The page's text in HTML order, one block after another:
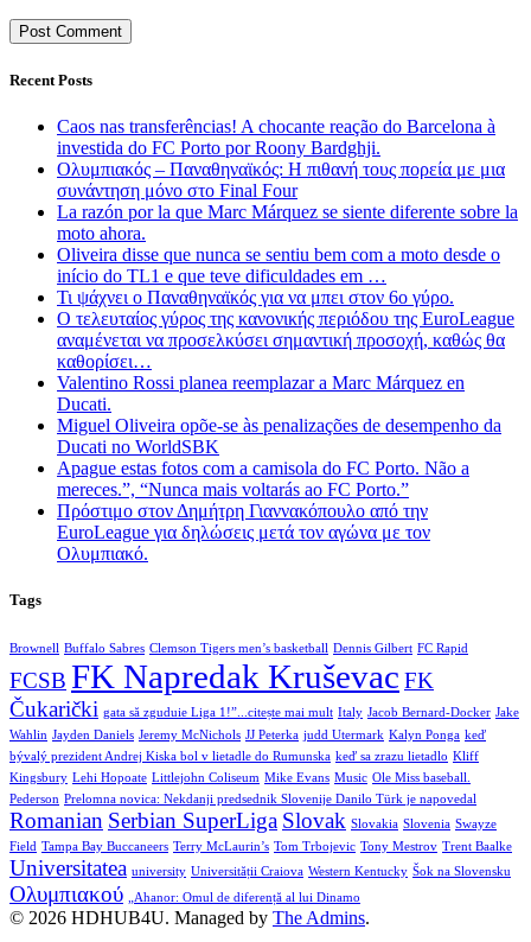
Recent Posts
Caos nas transferências! A chocante reação do Barcelona à
investida do FC Porto por Roony Bardghji.
Ολυμπιακός – Παναθηναϊκός: Η πιθανή τους πορεία με μια
συνάντηση μόνο στο Final Four
La razón por la que Marc Márquez se siente diferente sobre la
moto ahora.
Oliveira disse que nunca se sentiu bem com a moto desde o
início do TL1 e que teve dificuldades em …
Τι ψάχνει ο Παναθηναϊκός για να μπει στον 6ο γύρο.
Ο τελευταίος γύρος της κανονικής περιόδου της EuroLeague
αναμένεται να προσελκύσει σημαντική προσοχή, καθώς θα
καθορίσει…
Valentino Rossi planea reemplazar a Marc Márquez en
Ducati.
Miguel Oliveira opõe-se às penalizações de desempenho da
Ducati no WorldSBK
Apague estas fotos com a camisola do FC Porto. Não a
mereces.”, “Nunca mais voltarás ao FC Porto.”
Πρόστιμο στον Δημήτρη Γιαννακόπουλο από την
EuroLeague για δηλώσεις μετά τον αγώνα με τον
Ολυμπιακό.
Tags
Brownell Buffalo Sabres Clemson Tigers men’s basketball Dennis Gilbert FC Rapid
FCSB FK Napredak Kruševac FK
Čukarički gata să zguduie Liga 1!”...citește mai mult Italy Jacob Bernard-Docker Jake
Wahlin Jayden Daniels Jeremy McNichols JJ Peterka judd Utermark Kalyn Ponga keď
bývalý prezident Andrej Kiska bol v lietadle do Rumunska keď sa zrazu lietadlo Kliff
Kingsbury Lehi Hopoate Littlejohn Coliseum Mike Evans Music Ole Miss baseball.
Pederson Prelomna novica: Nekdanji predsednik Slovenije Danilo Türk je napovedal
Romanian Serbian SuperLiga Slovak Slovakia Slovenia Swayze
Field Tampa Bay Buccaneers Terry McLaurin’s Tom Trbojevic Tony Mestrov Trent Baalke
Universitatea university Universității Craiova Western Kentucky Šok na Slovensku
Ολυμπιακού „Ahanor: Omul de diferență al lui Dinamo
© 2026 HDHUB4U. Managed by The Admins.